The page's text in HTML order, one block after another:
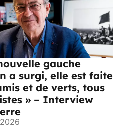
gauche
a surgi, elle est faite
et de verts, tous
» – Interview